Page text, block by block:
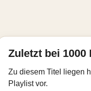
Zuletzt bei
Zu diesem Titel liegen
Playlist vor.